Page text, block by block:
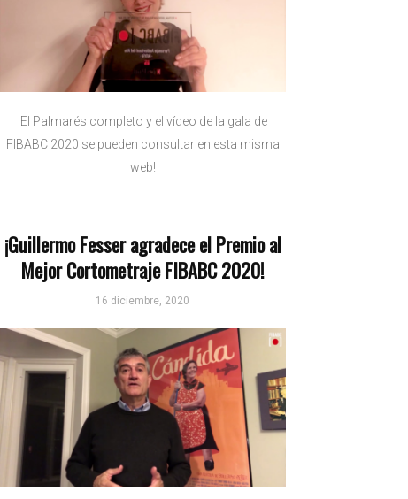
¡El Palmarés completo y el vídeo de la gala de
FIBABC 2020 se pueden consultar en esta misma
web!
¡Guillermo Fesser agradece el Premio al
Mejor Cortometraje FIBABC 2020!
16 diciembre, 2020